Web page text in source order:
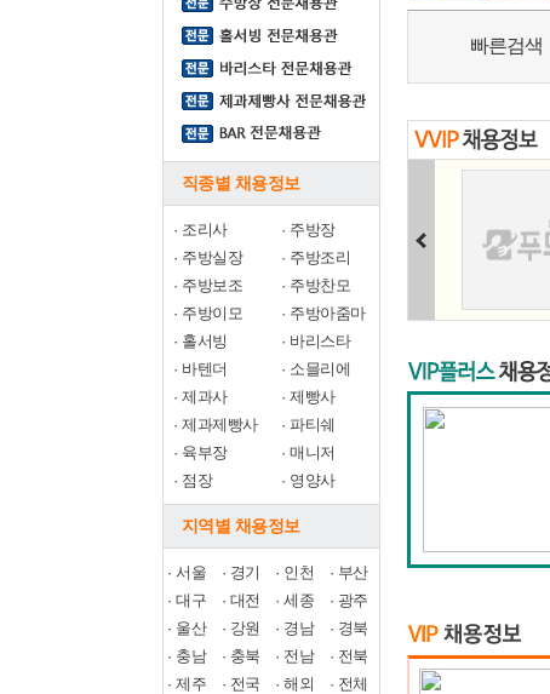
직종별 채용정보
· 조리사 · 주방장
· 주방실장 · 주방조리
· 주방보조 · 주방찬모
· 주방이모 · 주방아줌마
· 홀서빙 · 바리스타
· 바텐더 · 소믈리에
·제과사 ·제빵사
·제과제빵사 ·파티쉐
· 육부장 ·매니저
· 점장 · 영양사
지역별 채용정보
· 서울 · 경기 · 인천 · 부산
· 대구 · 대전 · 세종 · 광주
· 울산 · 강원 · 경남 · 경북
· 충남 · 충북 · 전남 · 전북
· 제주 · 전국 · 해외 · 전체
빠른검색